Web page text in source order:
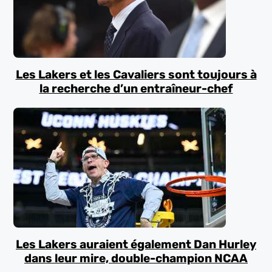
Les Lakers et les Cavaliers sont toujours à
la recherche d’un entraîneur-chef
Les Lakers auraient également Dan Hurley
dans leur mire, double-champion NCAA